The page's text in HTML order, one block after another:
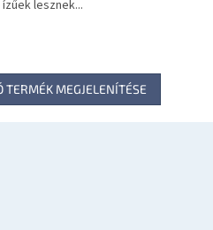
lesznek...
TERMÉK MEGJELENÍTÉSE